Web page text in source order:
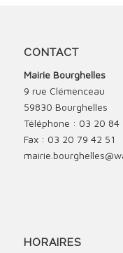
CONTACT
Mairie Bourghelles
9 rue Clémenceau
59830 Bourghelles
Téléphone : 03 20 84
Fax : 03 20 79 42 51
HORAIRES